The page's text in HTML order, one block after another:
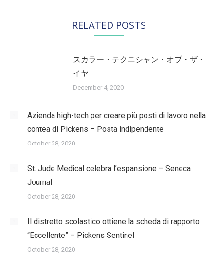
RELATED POSTS
スカラー・テクニシャン・オブ・ザ・
イヤー
December 4, 2020
Azienda high-tech per creare più posti di lavoro nella
contea di Pickens – Posta indipendente
October 28, 2020
St. Jude Medical celebra l’espansione – Seneca
Journal
October 28, 2020
Il distretto scolastico ottiene la scheda di rapporto
“Eccellente” – Pickens Sentinel
October 28, 2020